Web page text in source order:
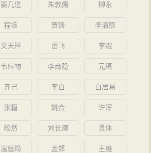
晏几道 朱敦儒 柳永
程垓 贺铸 李清照
文天祥 岳飞 李煜
韦应物 李商隐 元稹
齐己 李白 白居易
张籍 姚合 许浑
皎然 刘长卿 贯休
温庭筠 孟郊 王维